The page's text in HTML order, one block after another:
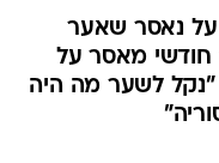
נאסר שאער
שמונה חודשי מאסר בפועל, 18 חודשי מאסר על
2,500 שקלים. "נקל לשער מה היה